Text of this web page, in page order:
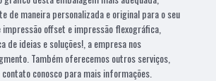
de maneira personalizada e original para o seu
offset e impressão flexográfica,
de ideias e soluções!, a empresa nos
Também oferecemos outros serviços,
conosco para mais informações.